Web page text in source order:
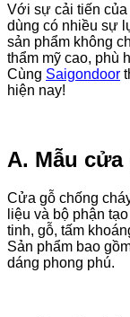
Với sự cải tiến
dùng có nhiều sự
sản phẩm không
thẩm mỹ cao, phù
Cùng Saigondoor
hiện nay!
A. Mẫu
Cửa gỗ chống
liệu và bộ phận
tinh, gỗ, tấm
Sản phẩm bao
dáng phong phú.